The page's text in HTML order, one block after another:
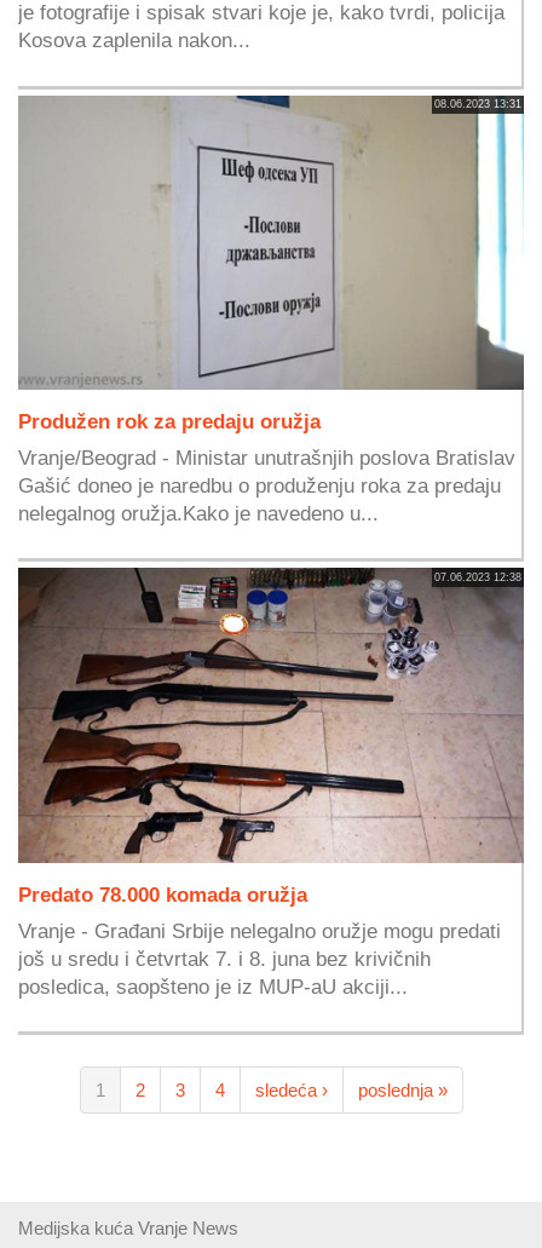
je fotografije i spisak stvari koje je, kako tvrdi, policija
Kosova zaplenila nakon...
08.06.2023 13:31
Produžen rok za predaju oružja
Vranje/Beograd - Ministar unutrašnjih poslova Bratislav
Gašić doneo je naredbu o produženju roka za predaju
nelegalnog oružja.Kako je navedeno u...
07.06.2023 12:38
Predato 78.000 komada oružja
Vranje - Građani Srbije nelegalno oružje mogu predati
još u sredu i četvrtak 7. i 8. juna bez krivičnih
posledica, saopšteno je iz MUP-aU akciji...
1 2 3 4 sledeća › poslednja »
Medijska kuća Vranje News